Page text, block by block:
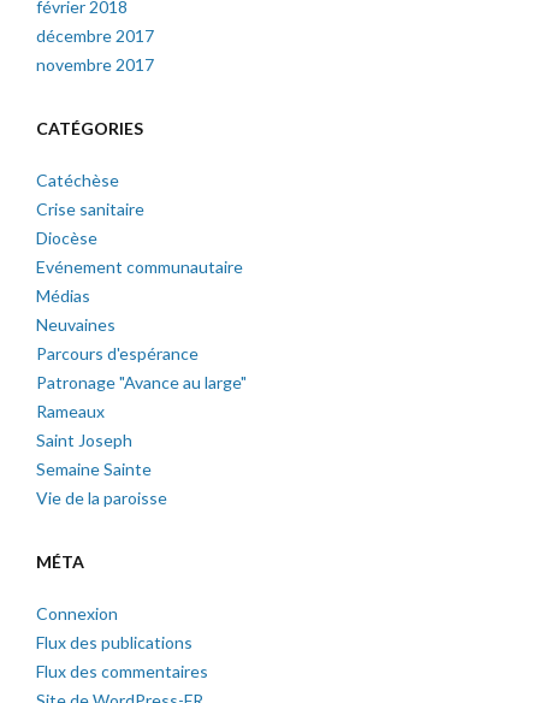
février 2018
décembre 2017
novembre 2017
CATÉGORIES
Catéchèse
Crise sanitaire
Diocèse
Evénement communautaire
Médias
Neuvaines
Parcours d'espérance
Patronage "Avance au large"
Rameaux
Saint Joseph
Semaine Sainte
Vie de la paroisse
MÉTA
Connexion
Flux des publications
Flux des commentaires